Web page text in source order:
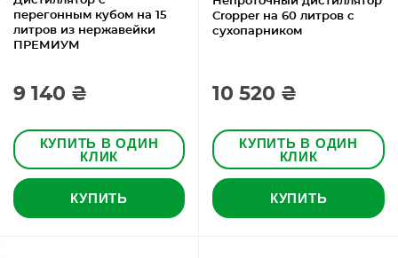
перегонным кубом на 15
литров из нержавейки
ПРЕМИУМ
9 140 ₴
КУПИТЬ В ОДИН
КЛИК
КУПИТЬ
Cropper на 60 литров с
сухопарником
10 520 ₴
КУПИТЬ В ОДИН
КЛИК
КУПИТЬ